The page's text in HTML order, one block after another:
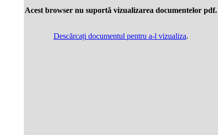
Acest browser nu suportă vizualizarea documentelor pdf.
Descărcați documentul pentru a-l vizualiza.